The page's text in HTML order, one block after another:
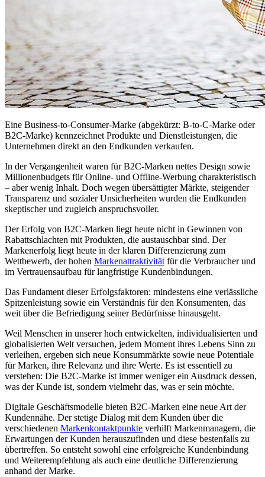
Eine Business-to-Consumer-Marke (abgekürzt: B-to-C-Marke oder
B2C-Marke) kennzeichnet Produkte und Dienstleistungen, die
Unternehmen direkt an den Endkunden verkaufen.
In der Vergangenheit waren für B2C-Marken nettes Design sowie
Millionenbudgets für Online- und Offline-Werbung charakteristisch
– aber wenig Inhalt. Doch wegen übersättigter Märkte, steigender
Transparenz und sozialer Unsicherheiten wurden die Endkunden
skeptischer und zugleich anspruchsvoller.
Der Erfolg von B2C-Marken liegt heute nicht in Gewinnen von
Rabattschlachten mit Produkten, die austauschbar sind. Der
Markenerfolg liegt heute in der klaren Differenzierung zum
Wettbewerb, der hohen Markenattraktivität für die Verbraucher und
im Vertrauensaufbau für langfristige Kundenbindungen.
Das Fundament dieser Erfolgsfaktoren: mindestens eine verlässliche
Spitzenleistung sowie ein Verständnis für den Konsumenten, das
weit über die Befriedigung seiner Bedürfnisse hinausgeht.
Weil Menschen in unserer hoch entwickelten, individualisierten und
globalisierten Welt versuchen, jedem Moment ihres Lebens Sinn zu
verleihen, ergeben sich neue Konsummärkte sowie neue Potentiale
für Marken, ihre Relevanz und ihre Werte. Es ist essentiell zu
verstehen: Die B2C-Marke ist immer weniger ein Ausdruck dessen,
was der Kunde ist, sondern vielmehr das, was er sein möchte.
Digitale Geschäftsmodelle bieten B2C-Marken eine neue Art der
Kundennähe. Der stetige Dialog mit dem Kunden über die
verschiedenen Markenkontaktpunkte verhilft Markenmanagern, die
Erwartungen der Kunden herauszufinden und diese bestenfalls zu
übertreffen. So entsteht sowohl eine erfolgreiche Kundenbindung
und Weiterempfehlung als auch eine deutliche Differenzierung
anhand der Marke.